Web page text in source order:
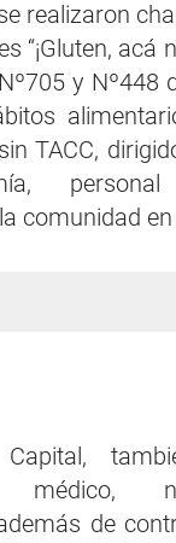
realizaron
“¡Gluten, acá
y Nº448
TACC,
comunidad en
médico,
de